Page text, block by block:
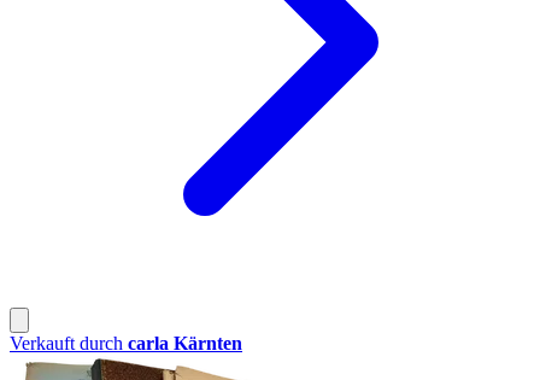
Verkauft durch carla Kärnten